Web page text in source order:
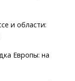
и области:
Европы: на